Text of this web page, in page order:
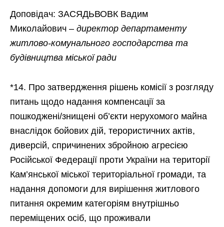
Доповідач: ЗАСЯДЬВОВК Вадим
Миколайович – директор департаменту
житлово-комунального господарства та
будівництва міської ради
*14. Про затвердження рішень комісії з розгляду
питань щодо надання компенсації за
пошкоджені/знищені об’єкти нерухомого майна
внаслідок бойових дій, терористичних актів,
диверсій, спричинених збройною агресією
Російської Федерації проти України на території
Кам’янської міської територіальної громади, та
надання допомоги для вирішення житлового
питання окремим категоріям внутрішньо
переміщених осіб, що проживали